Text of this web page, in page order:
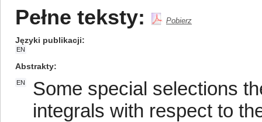
Pełne teksty: Pobierz
Języki publikacji
EN
Abstrakty
EN
Some special selections
integrals with respect to